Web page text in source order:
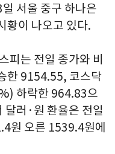
서울 중구 하나은
황이 나오고 있다.
피는 전일 종가와 비
한 9154.55, 코스닥
하락한 964.83으
달러·원 환율은 전일
원 오른 1539.4원에